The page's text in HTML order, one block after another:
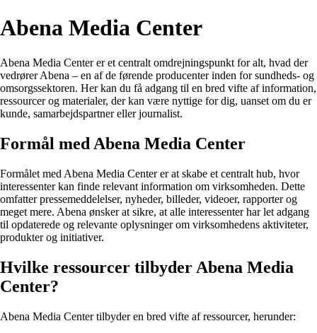
Abena Media Center
Abena Media Center er et centralt omdrejningspunkt for alt, hvad der
vedrører Abena – en af de førende producenter inden for sundheds- og
omsorgssektoren. Her kan du få adgang til en bred vifte af information,
ressourcer og materialer, der kan være nyttige for dig, uanset om du er
kunde, samarbejdspartner eller journalist.
Formål med Abena Media Center
Formålet med Abena Media Center er at skabe et centralt hub, hvor
interessenter kan finde relevant information om virksomheden. Dette
omfatter pressemeddelelser, nyheder, billeder, videoer, rapporter og
meget mere. Abena ønsker at sikre, at alle interessenter har let adgang
til opdaterede og relevante oplysninger om virksomhedens aktiviteter,
produkter og initiativer.
Hvilke ressourcer tilbyder Abena Media
Center?
Abena Media Center tilbyder en bred vifte af ressourcer, herunder: